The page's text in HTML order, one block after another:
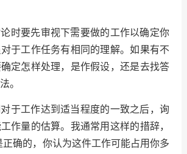
要先审视下需要做的工作以确定你
于工作任务有相同的理解。如果有不
定怎样处理，是作假设，还是去找答
。
工作达到适当程度的一致之后，询
作量的估算。我通常用这样的措辞，
正确的，你认为这件工作可能占用你多